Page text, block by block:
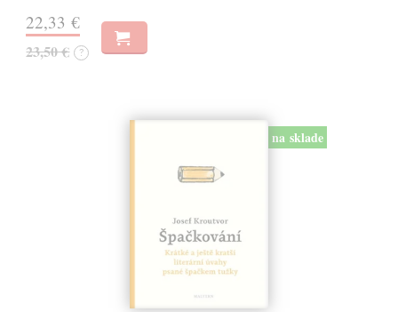
22,33 €
23,50 € ?
na sklade